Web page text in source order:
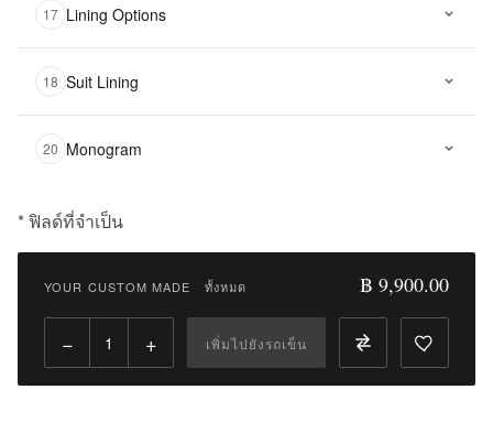
17 Lining Options
18 Suit Lining
20 Monogram
* ฟิลด์ที่จำเป็น
฿
Qty:
ไป
YOUR CUSTOM MADE · ทั้งหมด ฿ 9,900.00
− + เพิ่มไปยังรถเข็น